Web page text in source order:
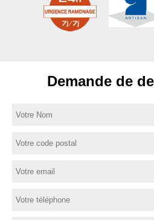
Demande de